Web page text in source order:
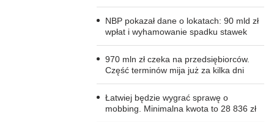
NBP pokazał dane o lokatach: 90 mld zł
wpłat i wyhamowanie spadku stawek
970 mln zł czeka na przedsiębiorców.
Część terminów mija już za kilka dni
Łatwiej będzie wygrać sprawę o
mobbing. Minimalna kwota to 28 836 zł